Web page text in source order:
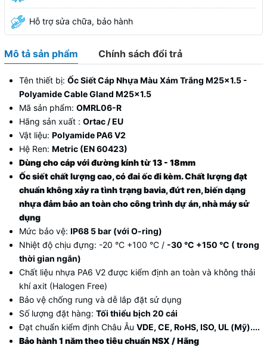
Hỗ trợ sửa chữa, bảo hành
Mô tả sản phẩm Chính sách đổi trả
Tên thiết bị: Ốc Siết Cáp Nhựa Màu Xám Trắng M25x1.5 -
Polyamide Cable Gland M25x1.5
Mã sản phẩm: OMRL06-R
Hãng sản xuất : Ortac / EU
Vật liệu: Polyamide PA6 V2
Hệ Ren: Metric (EN 60423)
Dùng cho cáp với đường kính từ 13 - 18mm
Ốc siết chất lượng cao, có đai ốc đi kèm. Chất lượng đạt
chuẩn không xảy ra tình trạng bavia, đứt ren, biến dạng
nhựa đảm bảo an toàn cho công trình dự án, nhà máy sử
dụng
Mức bảo vệ: IP68 5 bar (với O-ring)
Nhiệt độ chịu đựng: -20 °C +100 °C / -30 °C +150 °C ( trong
thời gian ngắn)
Chất liệu nhựa PA6 V2 được kiểm định an toàn và không thải
khí axit (Halogen Free)
Bảo vệ chống rung và dễ lắp đặt sử dụng
Số lượng đặt hàng: Tối thiểu bịch 20 cái
Đạt chuẩn kiểm định Châu Âu VDE, CE, RoHS, ISO, UL (Mỹ)....
Bảo hành 1 năm theo tiêu chuẩn NSX / Hãng